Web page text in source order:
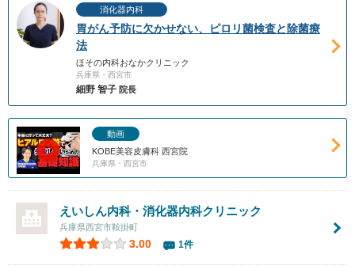
消化器内科
胃がん予防に欠かせない、ピロリ菌検査と除菌療
法
ほその内科おなかクリニック
兵庫県・西宮市
細野 智子 院長
動画
KOBE美容皮膚科 西宮院
兵庫県・西宮市
えいしん内科・消化器内科クリニック
兵庫県西宮市鞍掛町
3.00 1件